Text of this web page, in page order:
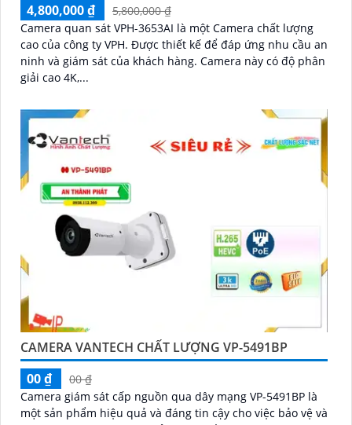
4,800,000 ₫
5,800,000 ₫
Camera quan sát VPH-3653AI là một Camera chất lượng
cao của công ty VPH. Được thiết kế để đáp ứng nhu cầu an
ninh và giám sát của khách hàng. Camera này có độ phân
giải cao 4K,...
CAMERA VANTECH CHẤT LƯỢNG VP-5491BP
00 ₫
00 ₫
Camera giám sát cấp nguồn qua dây mạng VP-5491BP là
một sản phẩm hiệu quả và đáng tin cậy cho việc bảo vệ và